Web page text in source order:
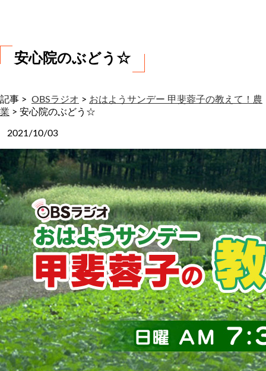
安心院のぶどう☆
記事 > OBSラジオ > おはようサンデー 甲斐蓉子の教えて！農
業 > 安心院のぶどう☆
2021/10/03